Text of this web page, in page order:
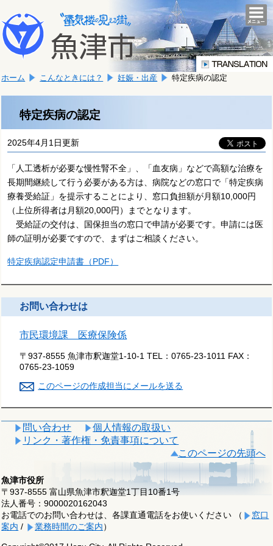
文
へ
移
ま
す。
こ
か
文
ホーム こんなときには？ 妊娠・出産 特定疾病の認定
特定疾病の認定
2025年4月1日更新
「人工透析が必要な慢性腎不全」、「血友病」などで高額な治療を
長期間継続して行う必要がある方は、病院などの窓口で「特定疾病
療養受給証」を提示することにより、窓口負担額が月額10,000円
（上位所得者は月額20,000円）までとなります。
受給証の交付は、国保担当の窓口で申請が必要です。申請には医
師の証明が必要ですので、まずはご相談ください。
特定疾病認定申請書（PDF）
お問い合わせは
市民環境課 医療保険係
〒937-8555 魚津市釈迦堂1-10-1 TEL：0765-23-1011 FAX：
0765-23-1059
このページの作成担当にメールを送る
問い合わせ
個人情報の取扱い
リンク・著作権・免責事項について
このページの先頭へ
魚津市役所
〒937-8555 富山県魚津市釈迦堂1丁目10番1号
法人番号：9000020162043
お電話でのお問い合わせは、各課直通電話をお使いください （
窓口
案内 / 業務時間のご案内）